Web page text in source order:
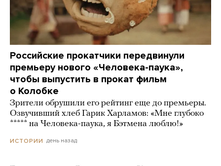
Российские прокатчики передвинули
премьеру нового «Человека-паука»,
чтобы выпустить в прокат фильм
о Колобке
Зрители обрушили его рейтинг еще до премьеры.
Озвучивший хлеб Гарик Харламов: «Мне глубоко
***** на Человека-паука, я Бэтмена люблю!»
ИСТОРИИ день назад